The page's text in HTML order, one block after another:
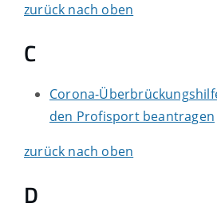
zurück nach oben
C
Corona-
den Profisport beantragen
zurück nach oben
D